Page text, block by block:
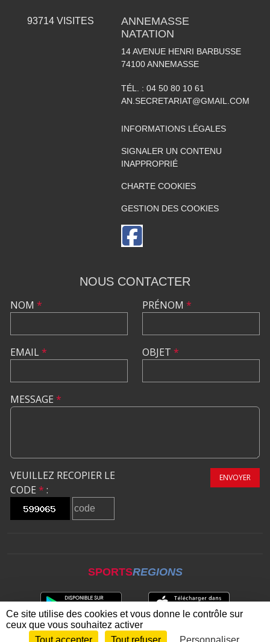
93714VISITES
ANNEMASSE
NATATION
14 AVENUE HENRI BARBUSSE
74100 ANNEMASSE
TÉL. : 04 50 80 10 61
AN.SECRETARIAT@GMAIL.COM
INFORMATIONS LÉGALES
SIGNALER UN CONTENU
INAPPROPRIÉ
CHARTE COOKIES
GESTION DES COOKIES
NOUS CONTACTER
NOM *
EMAIL*
PRÉNOM *
OBJET *
MESSAGE *
VEUILLEZ RECOPIER LE
CODE * :
ENVOYER
SPORTSREGIONS
Ce site utilise des cookies et vous donne le contrôle sur
ceux que vous souhaitez activer
Tout accepter
Tout refuser Personnaliser